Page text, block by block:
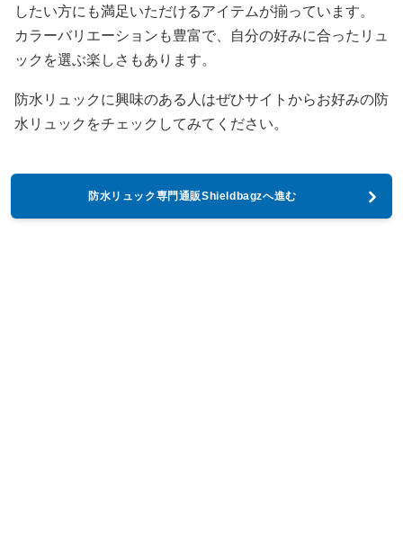
したい方にも満足いただけるアイテムが揃っています。
カラーバリエーションも豊富で、自分の好みに合ったリュ
ックを選ぶ楽しさもあります。
防水リュックに興味のある人はぜひサイトからお好みの防
水リュックをチェックしてみてください。
防水リュック専門通販Shieldbagzへ進む